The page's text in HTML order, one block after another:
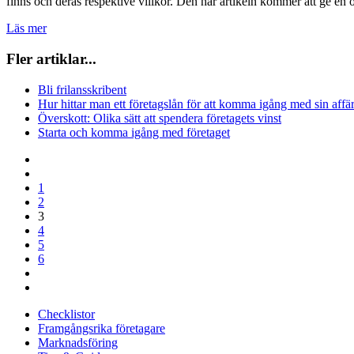
Läs mer
Fler artiklar...
Bli frilansskribent
Hur hittar man ett företagslån för att komma igång med sin
Överskott: Olika sätt att spendera företagets vinst
Starta och komma igång med företaget
1
2
3
4
5
6
Checklistor
Framgångsrika företagare
Marknadsföring